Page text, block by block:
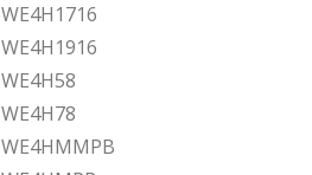
WE4H1716
WE4H1916
WE4H58
WE4H78
WE4HMMPB